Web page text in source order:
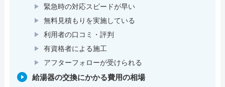
緊急時の対応スピードが早い
無料見積もりを実施している
利用者の口コミ・評判
有資格者による施工
アフターフォローが受けられる
給湯器の交換にかかる費用の相場